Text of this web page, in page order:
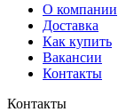
О компании
Доставка
Как купить
Вакансии
Контакты
Контакты